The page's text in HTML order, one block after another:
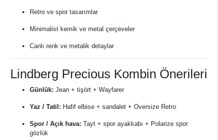
Retro ve spor tasarımlar
Minimalist kemik ve metal çerçeveler
Canlı renk ve metalik detaylar
Lindberg Precious Kombin Önerileri
Günlük: Jean + tişört + Wayfarer
Yaz / Tatil: Hafif elbise + sandalet + Oversize Retro
Spor / Açık hava: Tayt + spor ayakkabı + Polarize spor
gözlük